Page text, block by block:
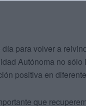
para volver a
Autónoma no
positiva en
que